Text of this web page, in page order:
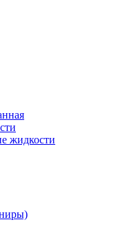
жидкости